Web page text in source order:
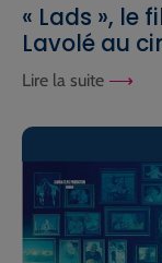
« Lads », le
Lavolé au
Lire la suite